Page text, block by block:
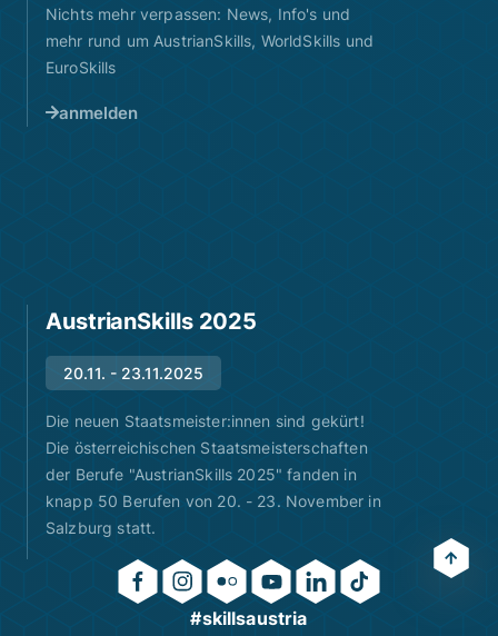
Nichts mehr verpassen: News, Info's und
mehr rund um AustrianSkills, WorldSkills und
EuroSkills
anmelden
AustrianSkills 2025
20.11. - 23.11.2025
Die neuen Staatsmeister:innen sind gekürt!
Die österreichischen Staatsmeisterschaften
der Berufe "AustrianSkills 2025" fanden in
knapp 50 Berufen von 20. - 23. November in
Salzburg statt.
#skillsaustria